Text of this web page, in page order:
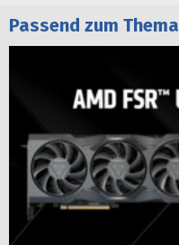
Passend zum Thema